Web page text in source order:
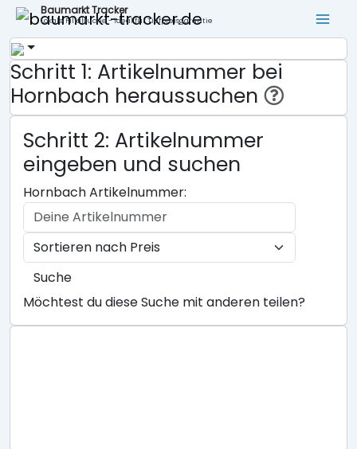
Baumarkt Tracker
Lokale Filialsuche - ideal für Tiefpreisgarantie
Schritt 1: Artikelnummer bei
Hornbach heraussuchen
Schritt 2: Artikelnummer
eingeben und suchen
Hornbach Artikelnummer:
Suche
Möchtest du diese Suche mit anderen teilen?